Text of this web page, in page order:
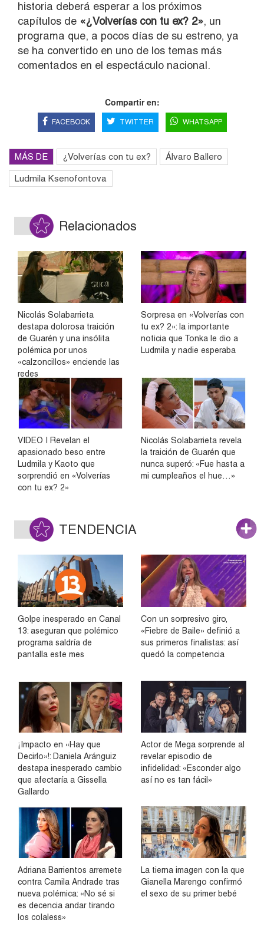
historia deberá esperar a los próximos
capítulos de «¿Volverías con tu ex? 2», un
programa que, a pocos días de su estreno, ya
se ha convertido en uno de los temas más
comentados en el espectáculo nacional.
Compartir en:
FACEBOOK TWITTER WHATSAPP
MÁS DE ¿Volverías con tu ex? Álvaro Ballero
Ludmila Ksenofontova
Relacionados
Nicolás Solabarrieta
destapa dolorosa traición
de Guarén y una insólita
polémica por unos
«calzoncillos» enciende las
redes
Sorpresa en «Volverías con
tu ex? 2»: la importante
noticia que Tonka le dio a
Ludmila y nadie esperaba
VIDEO | Revelan el
apasionado beso entre
Ludmila y Kaoto que
sorprendió en «Volverías
con tu ex? 2»
Nicolás Solabarrieta revela
la traición de Guarén que
nunca superó: «Fue hasta a
mi cumpleaños el hue…»
TENDENCIA
Golpe inesperado en Canal
13: aseguran que polémico
programa saldría de
pantalla este mes
Con un sorpresivo giro,
«Fiebre de Baile» definió a
sus primeros finalistas: así
quedó la competencia
¡Impacto en «Hay que
Decirlo»!: Daniela Aránguiz
destapa inesperado cambio
que afectaría a Gissella
Gallardo
Actor de Mega sorprende al
revelar episodio de
infidelidad: «Esconder algo
así no es tan fácil»
Adriana Barrientos arremete
contra Camila Andrade tras
nueva polémica: «No sé si
es decencia andar tirando
los colaless»
La tierna imagen con la que
Gianella Marengo confirmó
el sexo de su primer bebé